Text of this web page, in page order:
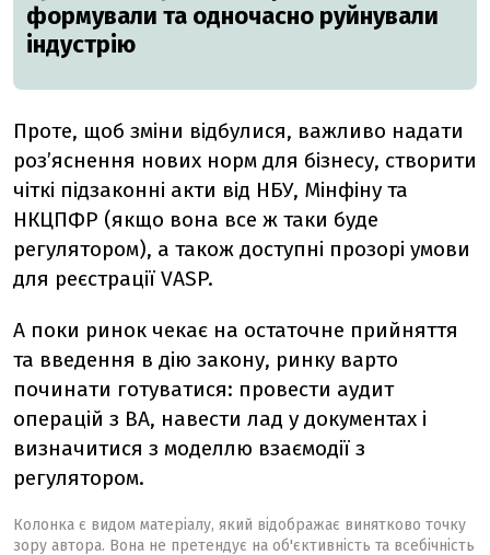
формували та одночасно руйнували
індустрію
Проте, щоб зміни відбулися, важливо надати
роз’яснення нових норм для бізнесу, створити
чіткі підзаконні акти від НБУ, Мінфіну та
НКЦПФР (якщо вона все ж таки буде
регулятором), а також доступні прозорі умови
для реєстрації VASP.
А поки ринок чекає на остаточне прийняття
та введення в дію закону, ринку варто
починати готуватися: провести аудит
операцій з ВА, навести лад у документах і
визначитися з моделлю взаємодії з
регулятором.
Колонка є видом матеріалу, який відображає винятково точку
зору автора. Вона не претендує на об'єктивність та всебічність